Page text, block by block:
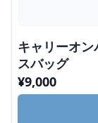
キャリーオ
スバッグ
¥9,000